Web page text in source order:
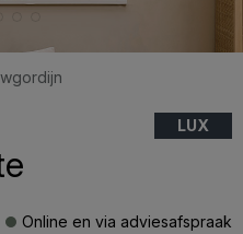
LUX
Online en via adviesafspraak